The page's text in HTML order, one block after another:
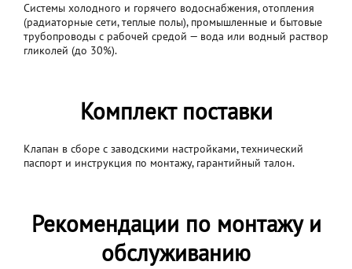
Системы холодного и горячего водоснабжения, отопления
(радиаторные сети, теплые полы), промышленные и бытовые
трубопроводы с рабочей средой — вода или водный раствор
гликолей (до 30%).
Комплект поставки
Клапан в сборе с заводскими настройками, технический
паспорт и инструкция по монтажу, гарантийный талон.
Рекомендации по монтажу и
обслуживанию